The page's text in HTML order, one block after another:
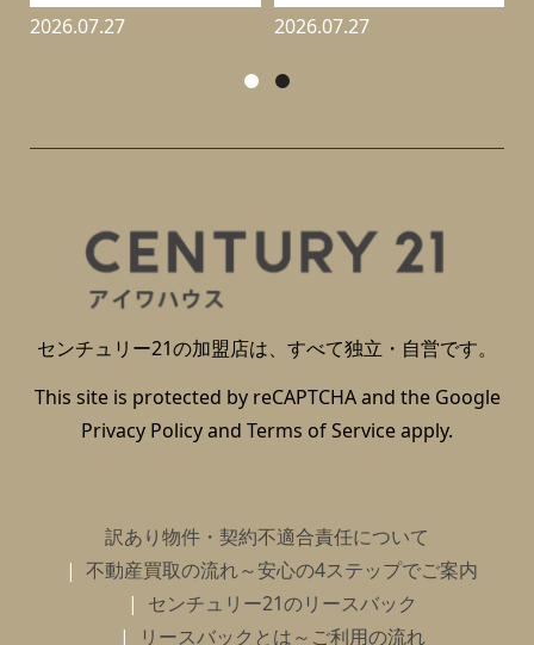
2026.07.27 2026.07.27
センチュリー21の加盟店は、すべて独立・自営です。
This site is protected by reCAPTCHA and the Google
Privacy Policyand Terms of Serviceapply.
訳あり物件・契約不適合責任について
不動産買取の流れ～安心の4ステップでご案内
センチュリー21のリースバック
リースバックとは～ご利用の流れ